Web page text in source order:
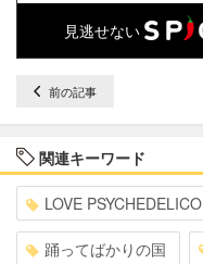
見逃せない
前の記事
関連キーワード
LOVE PSYCHEDELICO
踊ってばかりの国